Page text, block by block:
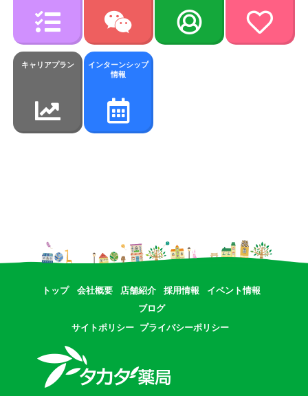
キャリアプラン
インターンシップ
情報
トップ 会社概要 店舗紹介 採用情報
イベント情報
ブログ
サイトポリシー プライバシーポリシー